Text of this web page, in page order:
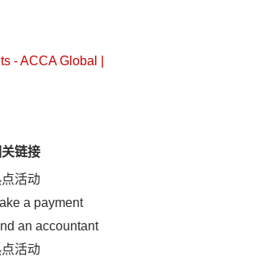
- ACCA Global |
链接
活动
a payment
an accountant
活动